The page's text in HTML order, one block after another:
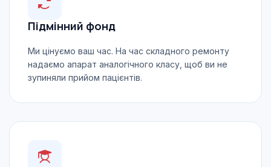
Підмінний фонд
Ми цінуємо ваш час. На час складного ремонту
надаємо апарат аналогічного класу, щоб ви не
зупиняли прийом пацієнтів.